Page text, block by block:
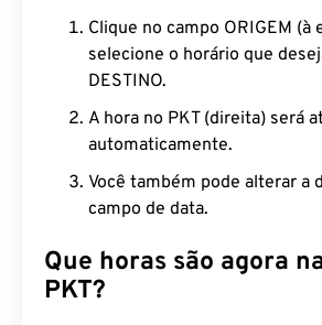
Clique no campo ORIGEM (à
selecione o horário que
DESTINO.
A hora no PKT (direita) será
automaticamente.
Você também pode alterar a
campo de data.
Que horas são agora
PKT?